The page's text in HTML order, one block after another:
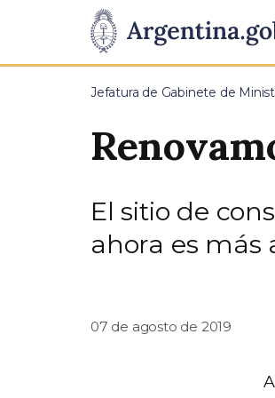
Presidencia
de
Pasar al contenido principal
Jefatura de Gabinete de
El sitio de
ahora es más
07 de agosto de 2019